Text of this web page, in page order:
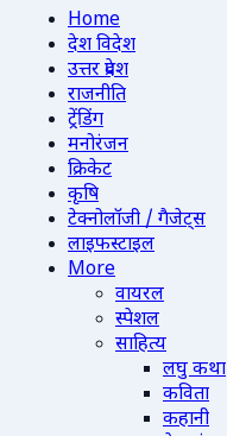
Home
देश विदेश
उत्तर प्रदेश
राजनीति
ट्रेंडिंग
मनोरंजन
क्रिकेट
कृषि
टेक्नोलॉजी / गैजेट्स
लाइफस्टाइल
More
वायरल
स्पेशल
साहित्य
लघु कथा
कविता
कहानी